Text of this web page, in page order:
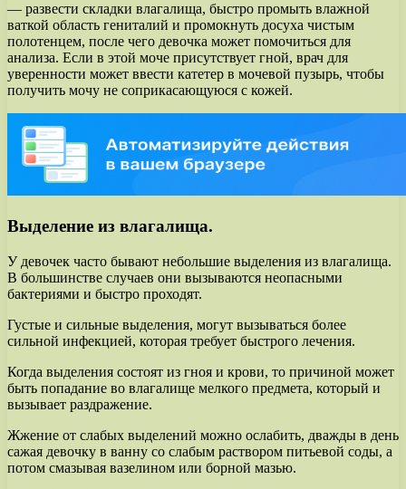
— развести складки влагалища, быстро промыть влажной
ваткой область гениталий и промокнуть досуха чистым
полотенцем, после чего девочка может помочиться для
анализа. Если в этой моче присутствует гной, врач для
уверенности может ввести катетер в мочевой пузырь, чтобы
получить мочу не соприкасающуюся с кожей.
Выделение из влагалища.
У девочек часто бывают небольшие выделения из влагалища.
В большинстве случаев они вызываются неопасными
бактериями и быстро проходят.
Густые и сильные выделения, могут вызываться более
сильной инфекцией, которая требует быстрого лечения.
Когда выделения состоят из гноя и крови, то причиной может
быть попадание во влагалище мелкого предмета, который и
вызывает раздражение.
Жжение от слабых выделений можно ослабить, дважды в день
сажая девочку в ванну со слабым раствором питьевой соды, а
потом смазывая вазелином или борной мазью.